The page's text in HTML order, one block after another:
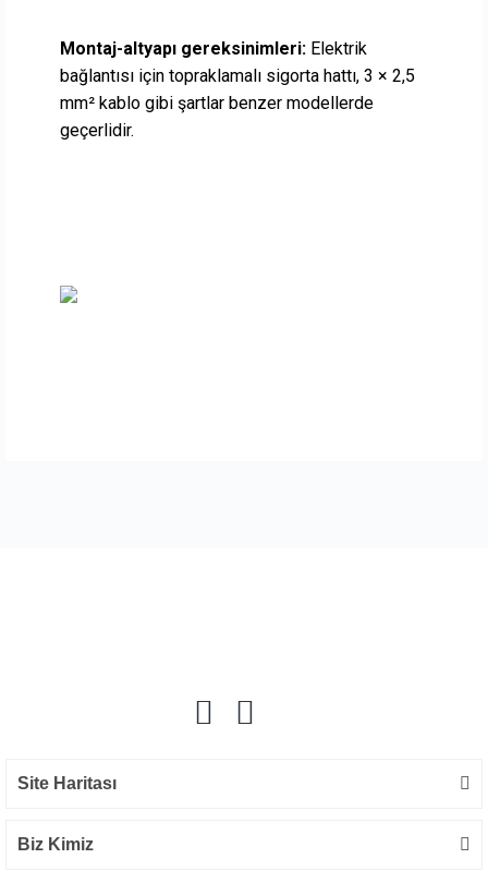
Montaj-altyapı gereksinimleri: Elektrik
bağlantısı için topraklamalı sigorta hattı, 3 × 2,5
mm² kablo gibi şartlar benzer modellerde
geçerlidir.
Site Haritası
Biz Kimiz